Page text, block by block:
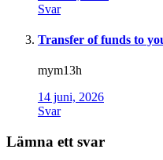
Svar
Transfer of funds to
mym13h
14 juni, 2026
Svar
Lämna ett svar